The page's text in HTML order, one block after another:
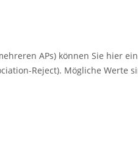
APs) können Sie hier
Reject). Mögliche Werte